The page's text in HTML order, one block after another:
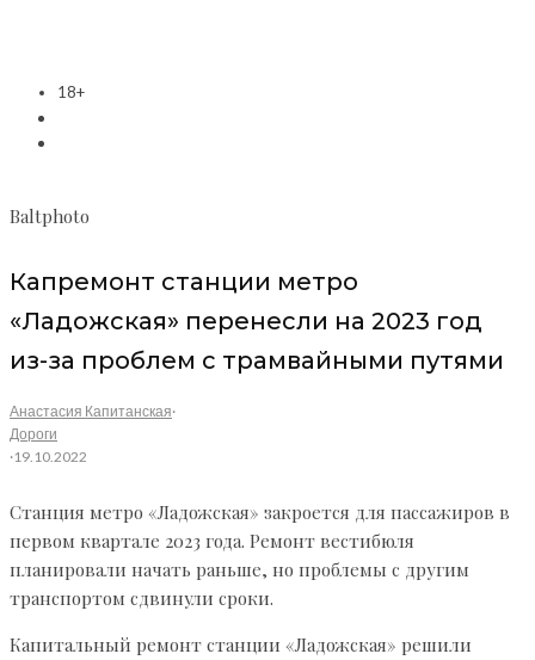
18+
Baltphoto
Капремонт станции метро
«Ладожская» перенесли на 2023 год
из-за проблем с трамвайными путями
Анастасия Капитанская·
Дороги
·19.10.2022
Станция метро «Ладожская» закроется для пассажиров в
первом квартале 2023 года. Ремонт вестибюля
планировали начать раньше, но проблемы с другим
транспортом сдвинули сроки.
Капитальный ремонт станции «Ладожская» решили